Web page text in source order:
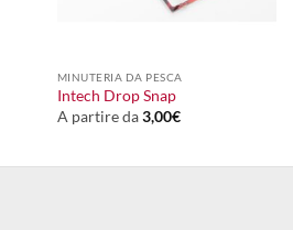
MINUTERIA DA PESCA
Intech Drop Snap
A partire da3,00€